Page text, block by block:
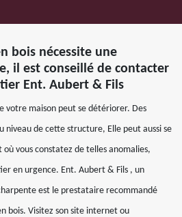
bois nécessite une
il est conseillé de contacter
Ent. Aubert & Fils
votre maison peut se détériorer. Des
niveau de cette structure, Elle peut aussi se
vous constatez de telles anomalies,
en urgence. Ent. Aubert & Fils , un
est le prestataire recommandé
bois. Visitez son site internet ou